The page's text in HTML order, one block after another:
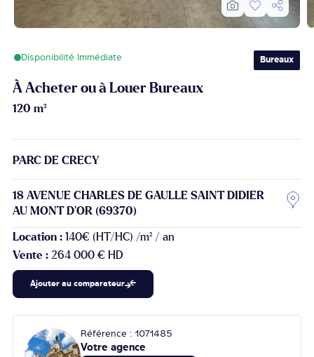
Disponibilité Immédiate Bureaux
À Acheter ou à Louer Bureaux
120 m²
PARC DE CRECY
18 AVENUE CHARLES DE GAULLE SAINT DIDIER
AU MONT D'OR (69370)
Location : 140€ (HT/HC) /m² / an
Vente : 264 000 € HD
Ajouter au comparateur
Référence : 1071485
Votre agence